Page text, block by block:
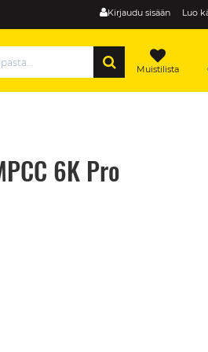
Kirjaudu sisään Luo
Muistilista
6K Pro